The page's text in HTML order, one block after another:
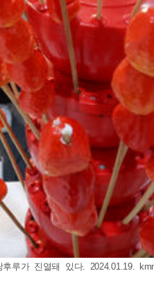
루가 진열돼 있다. 2024.01.19.